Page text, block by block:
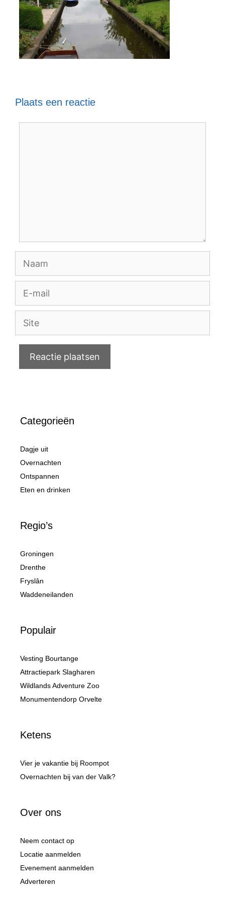
Plaats een reactie
Naam
mail
Site
Categorieën
Dagje uit
Overnachten
Ontspannen
Eten en drinken
Regio’s
Groningen
Drenthe
Fryslân
Waddeneilanden
Populair
Vesting Bourtange
Attractiepark Slagharen
Wildlands Adventure Zoo
Monumentendorp Orvelte
Ketens
Vier je vakantie bij Roompot
Overnachten bij van der Valk?
Over ons
Neem contact op
Locatie aanmelden
Evenement aanmelden
Adverteren